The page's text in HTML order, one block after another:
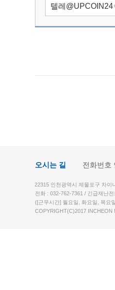
오시는 길 전화번호
22315 인천광역시 제물포구 차이
전화 : 032-762-7361 / 긴급재난
([근무시간] 월요일, 화요일, 목요
COPYRIGHT(C)2017 INCHEON